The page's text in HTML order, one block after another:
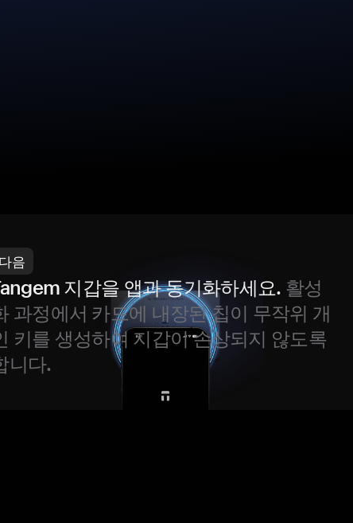
다음
지갑을 앱과 동기화하세요. 활성
과정에서 카드에 내장된 칩이 무작위 개
키를 생성하여 지갑이 손상되지 않도록
니다.